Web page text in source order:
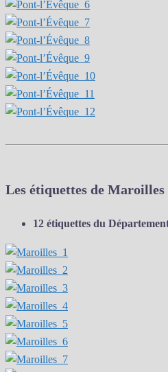
Les étiquettes de Maroilles
12 étiquettes du